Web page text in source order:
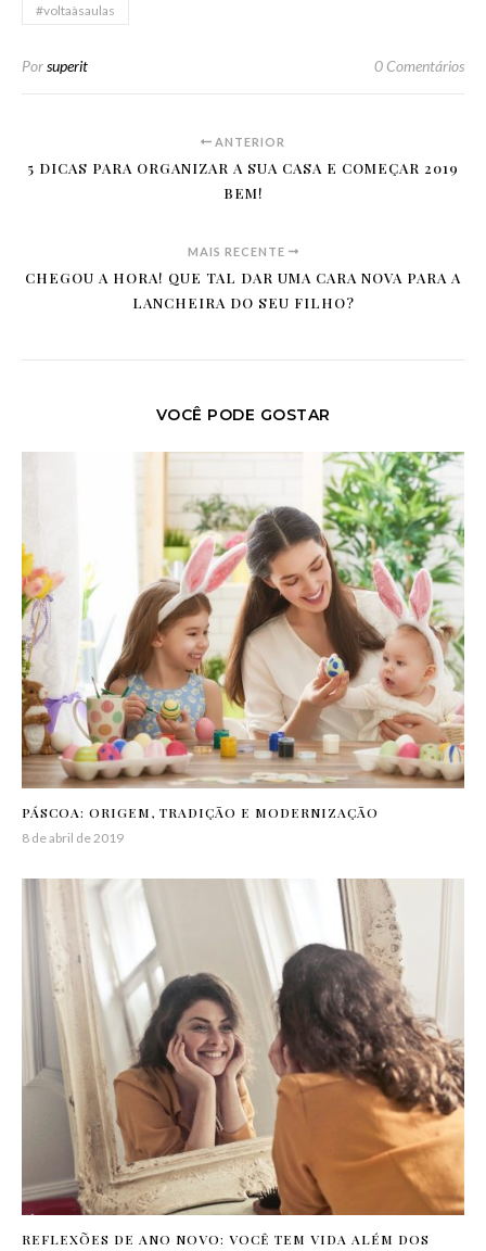
#voltaàsaulas
Porsuperit 0 Comentários
ANTERIOR
5 DICAS PARA ORGANIZAR A SUA CASA E COMEÇAR 2019
BEM!
MAIS RECENTE
CHEGOU A HORA! QUE TAL DAR UMA CARA NOVA PARA A
LANCHEIRA DO SEU FILHO?
VOCÊ PODE GOSTAR
PÁSCOA: ORIGEM, TRADIÇÃO E MODERNIZAÇÃO
8 de abril de 2019
REFLEXÕES DE ANO NOVO: VOCÊ TEM VIDA ALÉM DOS